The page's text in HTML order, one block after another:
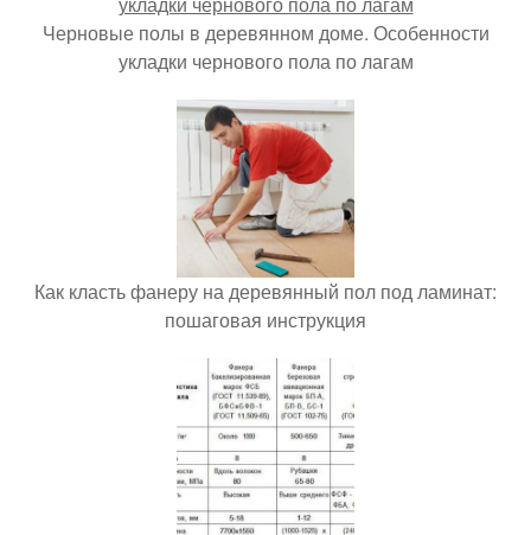
Черновые полы в деревянном доме. Особенности
укладки чернового пола по лагам
Как класть фанеру на деревянный пол под ламинат:
пошаговая инструкция